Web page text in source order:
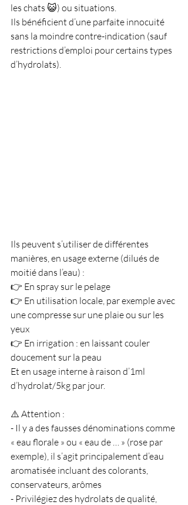
les chats 😺) ou situations.
Ils bénéficient d’une parfaite innocuité
sans la moindre contre-indication (sauf
restrictions d’emploi pour certains types
d’hydrolats).
Ils peuvent s’utiliser de différentes
manières, en usage externe (dilués de
moitié dans l’eau) :
👉 En spray sur le pelage
👉 En utilisation locale, par exemple avec
une compresse sur une plaie ou sur les
yeux
👉 En irrigation : en laissant couler
doucement sur la peau
Et en usage interne à raison d’1ml
d’hydrolat/5kg par jour.
⚠️ Attention :
- Il y a des fausses dénominations comme
« eau florale » ou « eau de … » (rose par
exemple), il s’agit principalement d’eau
aromatisée incluant des colorants,
conservateurs, arômes
- Privilégiez des hydrolats de qualité,